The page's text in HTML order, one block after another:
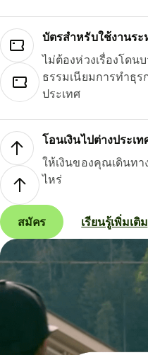
บัตรสำหรับใช้งานระ
ไม่ต้องห่วงเรื่องโดน
ธรรมเนียมการทำธุร
ประเทศ
โอนเงินไปต่างประเ
ให้เงินของคุณเดินทา
ไหร่
สมัคร เรียนรู้เพิ่มเติม